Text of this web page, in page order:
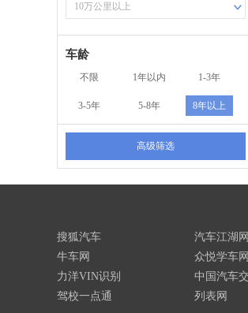
10万公里以上
车龄
不限 1年以内 1-3年
3-5年 5-8年 8年以上
高级筛选
搜狐汽车
牛车网
力洋VIN识别
驾校一点通
汽车江湖网
众悦学车网
中国汽车
列表网